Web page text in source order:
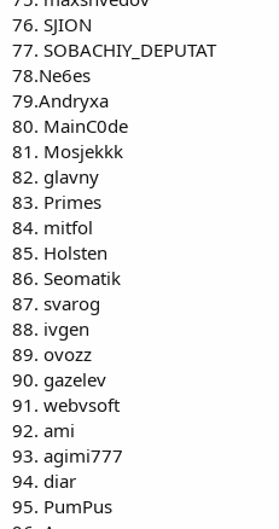
76. SJION
77. SOBACHIY_DEPUTAT
78.Ne6es
79.Andryxa
80. MainC0de
81. Mosjekkk
82. glavny
83. Primes
84. mitfol
85. Holsten
86. Seomatik
87. svarog
88. ivgen
89. ovozz
90. gazelev
91. webvsoft
92. ami
93. agimi777
94. diar
95. PumPus